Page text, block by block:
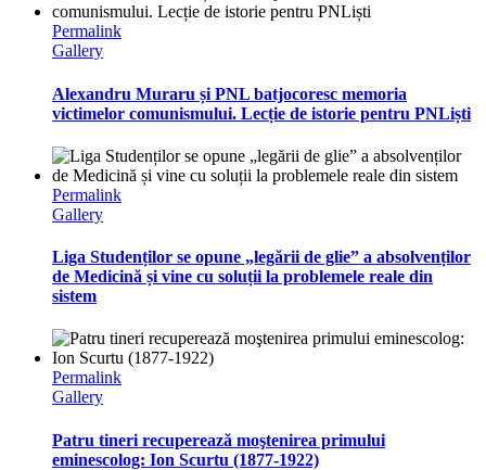
Permalink
Gallery
Alexandru Muraru și PNL batjocoresc memoria
victimelor comunismului. Lecție de istorie pentru PNLiști
Permalink
Gallery
Liga Studenților se opune „legării de glie” a absolvenților
de Medicină și vine cu soluții la problemele reale din
sistem
Permalink
Gallery
Patru tineri recuperează moştenirea primului
eminescolog: Ion Scurtu (1877-1922)